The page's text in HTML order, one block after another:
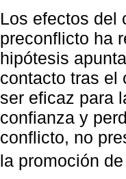
Los efectos del
preconflicto ha
hipótesis
contacto tras el
ser eficaz para
confianza y
conflicto, no
la promoción